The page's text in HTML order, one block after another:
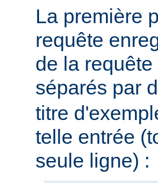
La première
requête
de la
séparés par
titre
telle entrée
seule ligne) :